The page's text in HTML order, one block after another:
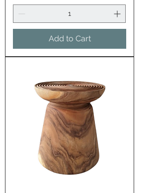
Add to Cart